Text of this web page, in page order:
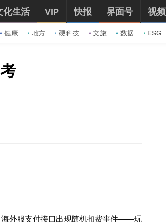
健康 地方 硬科技 文旅 数据 ESG
化生活 VIP 快报 界面号 视频
海外服支付接口出现随机扣费事件——玩